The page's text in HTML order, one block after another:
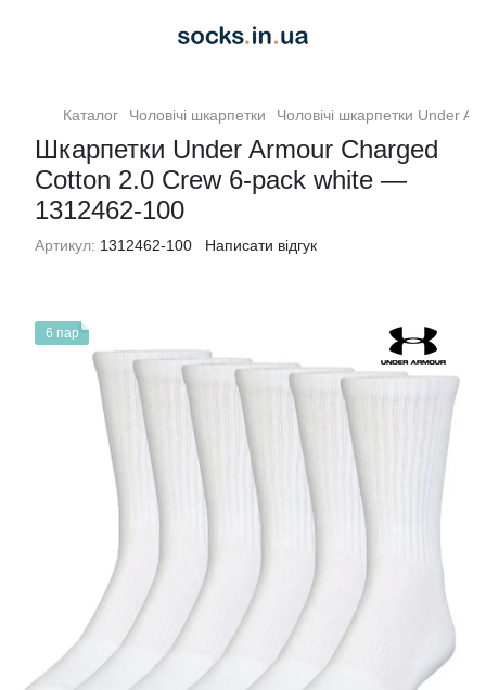
Каталог Чоловiчi шкарпетки Чоловiчi шкарпетки Under
Шкарпетки Under Armour Charged
Cotton 2.0 Crew 6-pack white —
1312462-100
Артикул: 1312462-100 Написати відгук
6 пар